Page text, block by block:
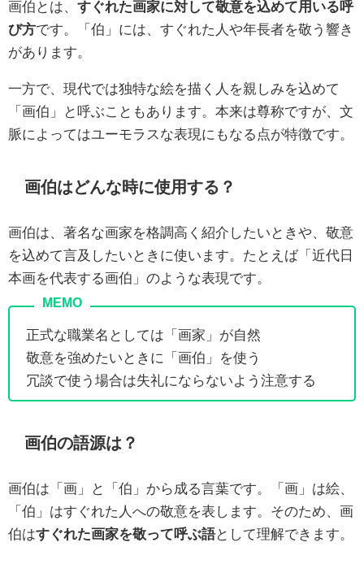
画伯とは、 すぐれた画家に対して敬意を込めて用いる呼
び方です。「伯」には、すぐれた人や年長者を敬う響き
があります。
一方で、現代では独特な絵を描く人を親しみを込めて
「画伯」と呼ぶこともあります。本来は尊称ですが、文
脈によってはユーモラスな表現にもなる点が特徴です。
画伯はどんな時に使用する？
画伯は、著名な画家を格調高く紹介したいときや、敬意
を込めて言及したいときに使います。たとえば「近代日
本画を代表する画伯」のような表現です。
正式な職業名としては「画家」が自然
敬意を強めたいときに「画伯」を使う
冗談で使う場合は失礼にならないよう注意する
画伯の語源は？
画伯は「画」と「伯」から成る言葉です。「画」は絵、
「伯」はすぐれた人への敬意を表します。そのため、画
伯はすぐれた画家を敬って呼ぶ語として理解できます。